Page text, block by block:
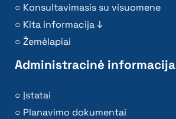
Konsultavimasis su visuomene
Kita informacija ↓
Žemėlapiai
Administracinė informacija
Įstatai
Planavimo dokumentai